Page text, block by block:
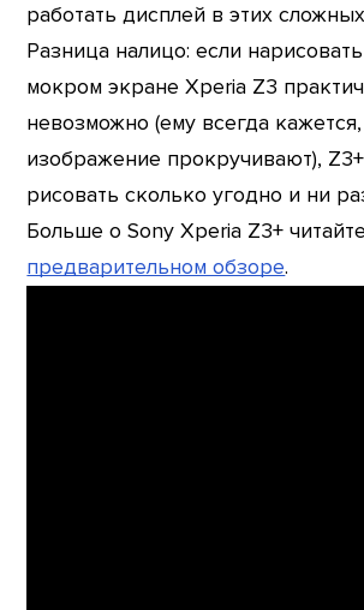
работать дисплей в этих
Разница налицо: если
мокром экране Xperia Z3
невозможно (ему всегда кажется,
изображение прокручивают),
рисовать сколько угодно и ни
Больше о Sony Xperia Z3+
предварительном обзоре.